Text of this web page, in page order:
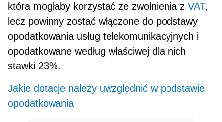
która mogłaby korzystać ze zwolnienia zVAT,
lecz powinny zostać włączone do podstawy
opodatkowania usług telekomunikacyjnych i
opodatkowane według właściwej dla nich
stawki 23%.
Jakie dotacje należy uwzględnić w podstawie
opodatkowania